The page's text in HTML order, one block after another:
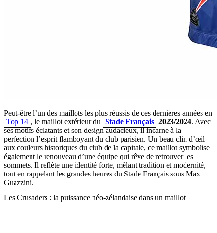
Peut-être l’un des maillots les plus réussis de ces dernières années en
Top 14 , le maillot extérieur du Stade Français 2023/2024. Avec
ses motifs éclatants et son design audacieux, il incarne à la
perfection l’esprit flamboyant du club parisien. Un beau clin d’œil
aux couleurs historiques du club de la capitale, ce maillot symbolise
également le renouveau d’une équipe qui rêve de retrouver les
sommets. Il reflète une identité forte, mêlant tradition et modernité,
tout en rappelant les grandes heures du Stade Français sous Max
Guazzini.
Les Crusaders : la puissance néo-zélandaise dans un maillot